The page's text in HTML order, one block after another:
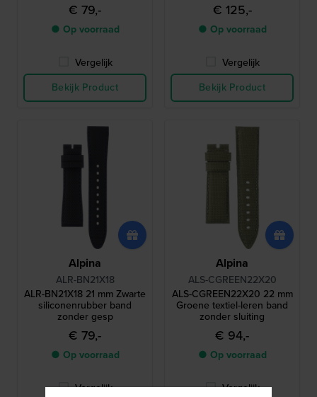
€ 79,-
● Op voorraad
Vergelijk
Bekijk Product
€ 125,-
● Op voorraad
Vergelijk
Bekijk Product
Alpina
ALR-BN21X18
ALR-BN21X18 21 mm Zwarte
siliconenrubber band
zonder gesp
€ 79,-
● Op voorraad
Vergelijk
Alpina
ALS-CGREEN22X20
ALS-CGREEN22X20 22 mm
Groene textiel-leren band
zonder sluiting
€ 94,-
● Op voorraad
Vergelijk